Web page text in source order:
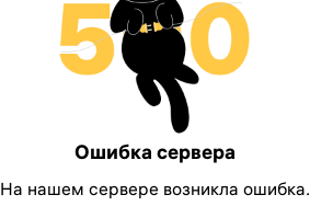
Ошибка сервера
На нашем сервере возникла ошибка.